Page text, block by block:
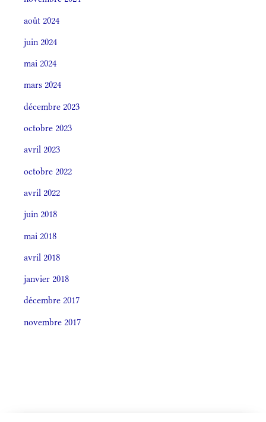
août 2024
juin 2024
mai 2024
mars 2024
décembre 2023
octobre 2023
avril 2023
octobre 2022
avril 2022
juin 2018
mai 2018
avril 2018
janvier 2018
décembre 2017
novembre 2017